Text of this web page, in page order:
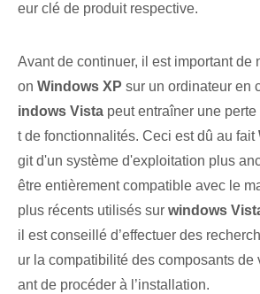
eur clé de produit respective.
Avant de continuer, il est important de
on Windows⁢ XP sur un ordinateur en
indows Vista peut entraîner une
t de fonctionnalités. Ceci est dû au fait
git d'un système d'exploitation plus
être entièrement compatible avec le
plus récents utilisés sur windows
il est conseillé d’effectuer des
ur la compatibilité des composants de
ant de procéder à l’installation.